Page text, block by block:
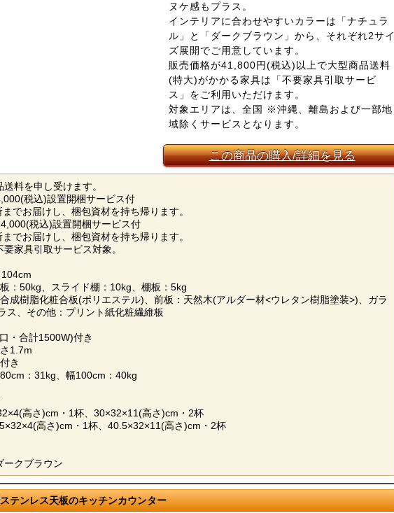
ヌケ感もプラス。
インテリアに合わせやすいカラーは「ナチュラ
ル」と「ダークブラウン」から、それぞれ2サイ
ズ展開でご用意しています。
販売価格が41,800円(税込)以上で大型商品送料
(特大)がかかる家具は「不要家具引取サービ
ス」をご利用いただけます。
対象エリアは、全国 ※沖縄、離島および一部地
域除くサービスとなります。
この商品の購入/詳細を見る
料を申し受けます。
税込)設置開梱サービス付
でお届けし、梱包資材を持ち帰ります。
税込)設置開梱サービス付
でお届けし、梱包資材を持ち帰ります。
家具引取サービス対象。
：50kg、スライド棚：10kg、棚板：5kg
成樹脂化粧合板(ポリエステル)、前板：天然木(アルダー材<ウレタン樹脂塗装>)、ガラ
ス、その他：プリント紙化粧繊維板
・合計1500W)付き
1.7m
き
：31kg、幅100cm：40kg
高さ)cm・1杯、30×32×11(高さ)cm・2杯
高さ)cm・1杯、40.5×32×11(高さ)cm・2杯
ークブラウン
テンレス天板のキッチンカウンター